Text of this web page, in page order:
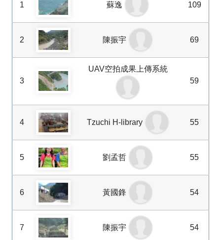
1 蘇逸 109
2 陳振宇 69
3
UAV空拍成果上傳系統
59
4 Tzuchi H-library 55
5 劉孟哲 55
6 黃國鋒 54
7 陳振宇 54